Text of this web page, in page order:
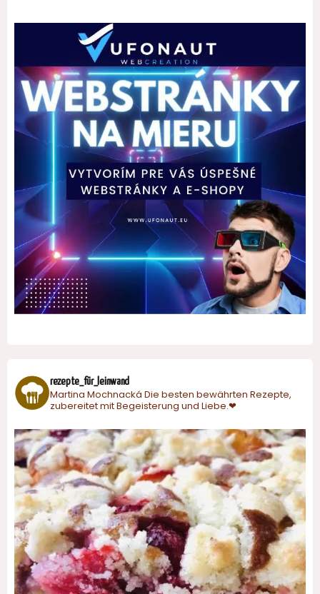
rezepte_für_leinwand
Martina Mochnacká Die besten bewährten Rezepte,
zubereitet mit Begeisterung und Liebe.❤